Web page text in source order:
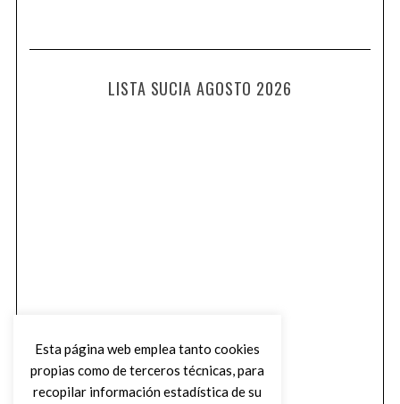
LISTA SUCIA AGOSTO 2026
Esta página web emplea tanto cookies
propias como de terceros técnicas, para
recopilar información estadística de su